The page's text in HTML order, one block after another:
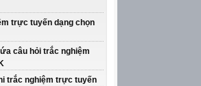
trực tuyến dạng chọn
câu hỏi trắc nghiệm
trắc nghiệm trực tuyến